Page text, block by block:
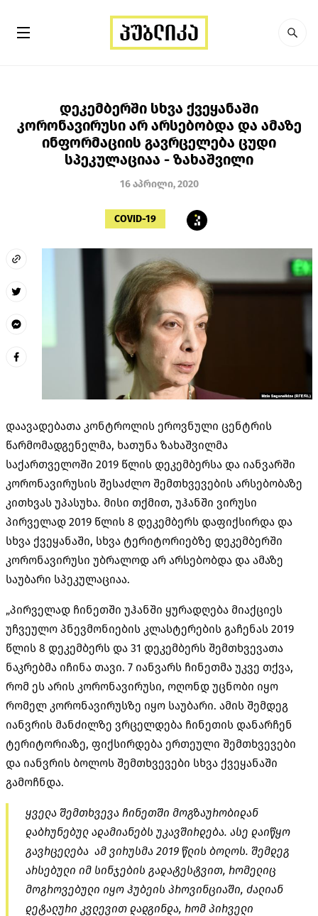
დეკემბერში სხვა ქვეყანაში
კორონავირუსი არ არსებობდა და ამაზე
ინფორმაციის გავრცელება ცუდი
სპეკულაციაა - ზახაშვილი
16 აპრილი, 2020
COVID-19
დაავადებათა კონტროლის ეროვნული ცენტრის
წარმომადგენელმა, ხათუნა ზახაშვილმა
საქართველოში 2019 წლის დეკემბერსა და იანვარში
კორონავირუსის შესაძლო შემთხვევების არსებობაზე
კითხვას უპასუხა. მისი თქმით, უჰანში ვირუსი
პირველად 2019 წლის 8 დეკემბერს დაფიქსირდა და
სხვა ქვეყანაში, სხვა ტერიტორიებზე დეკემბერში
კორონავირუსი უბრალოდ არ არსებობდა და ამაზე
საუბარი სპეკულაციაა.
„პირველად ჩინეთში უჰანში ყურადღება მიაქციეს
უჩვეულო პნევმონიების კლასტერების გაჩენას 2019
წლის 8 დეკემბერს და 31 დეკემბერს შემთხვევათა
ნაკრებმა იჩინა თავი. 7 იანვარს ჩინეთმა უკვე თქვა,
რომ ეს არის კორონავირუსი, ოღონდ უცნობი იყო
რომელ კორონავირუსზე იყო საუბარი. ამის შემდეგ
იანვრის მანძილზე ვრცელდება ჩინეთის დანარჩენ
ტერიტორიაზე, ფიქსირდება ერთეული შემთხვევები
და იანვრის ბოლოს შემთხვევები სხვა ქვეყანაში
გამოჩნდა.
ყველა შემთხვევა ჩინეთში მოგზაურობიდან
დაბრუნებულ ადამიანებს უკავშირდება. ასე დაიწყო
გავრცელება ამ ვირუსმა 2019 წლის ბოლოს. შემდეგ
არსებული იმ სინჯების გადატესტვით, რომელიც
მოგროვებული იყო ჰუბეის პროვინციაში, ძალიან
დეტალური კვლევით დადგინდა, რომ პირველი